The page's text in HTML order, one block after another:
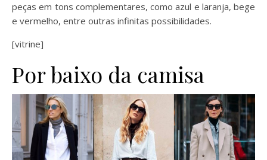
peças em tons complementares, como azul e laranja, bege
e vermelho, entre outras infinitas possibilidades.
[vitrine]
Por baixo da camisa